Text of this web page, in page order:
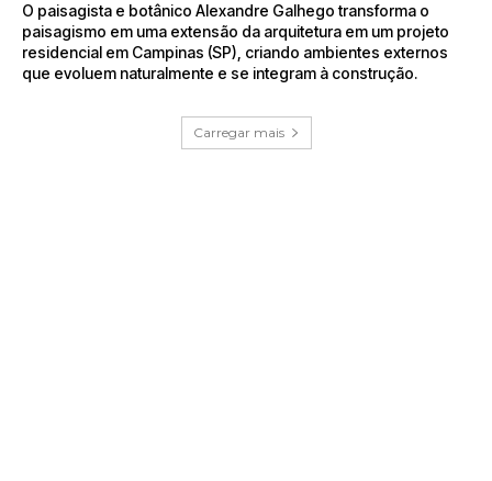
O paisagista e botânico Alexandre Galhego transforma o
paisagismo em uma extensão da arquitetura em um projeto
residencial em Campinas (SP), criando ambientes externos
que evoluem naturalmente e se integram à construção.
Carregar mais